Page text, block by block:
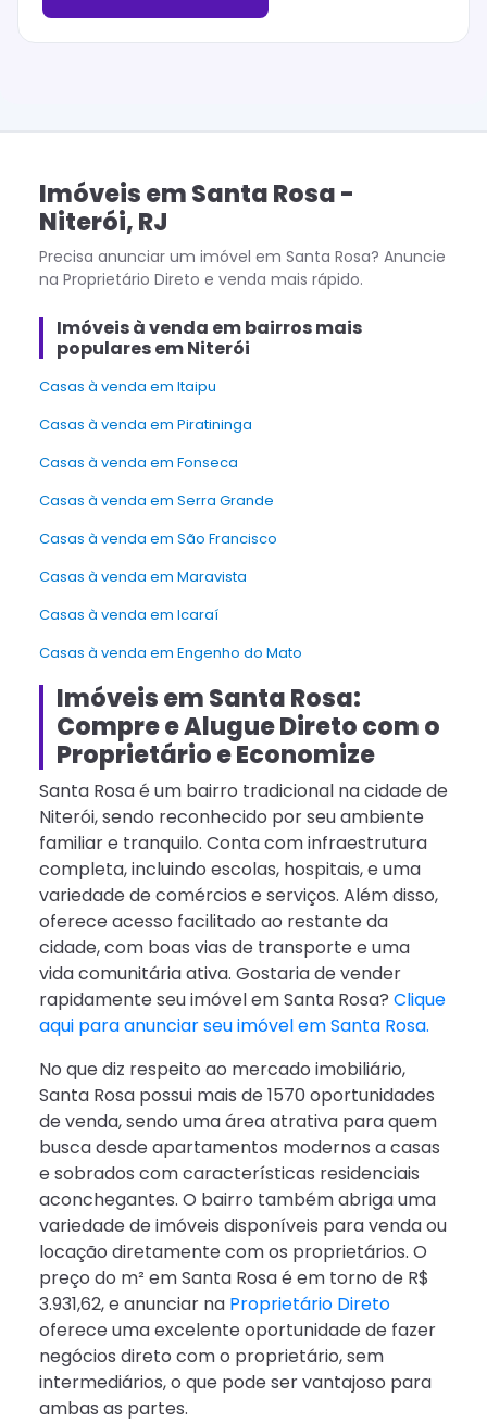
ImóveisemSanta Rosa-
Niterói,RJ
Precisa anunciar um imóvel em Santa Rosa? Anuncie
na Proprietário Direto e venda mais rápido.
Imóveis à venda em bairros mais
populares em Niterói
Casas à venda em Itaipu
Casas à venda em Piratininga
Casas à venda em Fonseca
Casas à venda em Serra Grande
Casas à venda em São Francisco
Casas à venda em Maravista
Casas à venda em Icaraí
Casas à venda em Engenho do Mato
Imóveis em Santa Rosa:
Compre e Alugue Direto com o
Proprietário e Economize
Santa Rosa é um bairro tradicional na cidade de
Niterói, sendo reconhecido por seu ambiente
familiar e tranquilo. Conta com infraestrutura
completa, incluindo escolas, hospitais, e uma
variedade de comércios e serviços. Além disso,
oferece acesso facilitado ao restante da
cidade, com boas vias de transporte e uma
vida comunitária ativa. Gostaria de vender
rapidamente seu imóvel em Santa Rosa? Clique
aqui para anunciar seu imóvel em Santa Rosa.
No que diz respeito ao mercado imobiliário,
Santa Rosa possui mais de 1570 oportunidades
de venda, sendo uma área atrativa para quem
busca desde apartamentos modernos a casas
e sobrados com características residenciais
aconchegantes. O bairro também abriga uma
variedade de imóveis disponíveis para venda ou
locação diretamente com os proprietários. O
preço do m² em Santa Rosa é em torno de R$
3.931,62, e anunciar na Proprietário Direto
oferece uma excelente oportunidade de fazer
negócios direto com o proprietário, sem
intermediários, o que pode ser vantajoso para
ambas as partes.